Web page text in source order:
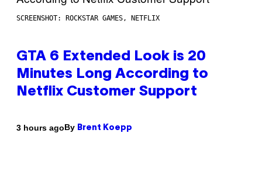
SCREENSHOT: ROCKSTAR GAMES, NETFLIX
GTA 6 Extended Look is 20
Minutes Long According to
Netflix Customer Support
3 hours agoBy Brent Koepp